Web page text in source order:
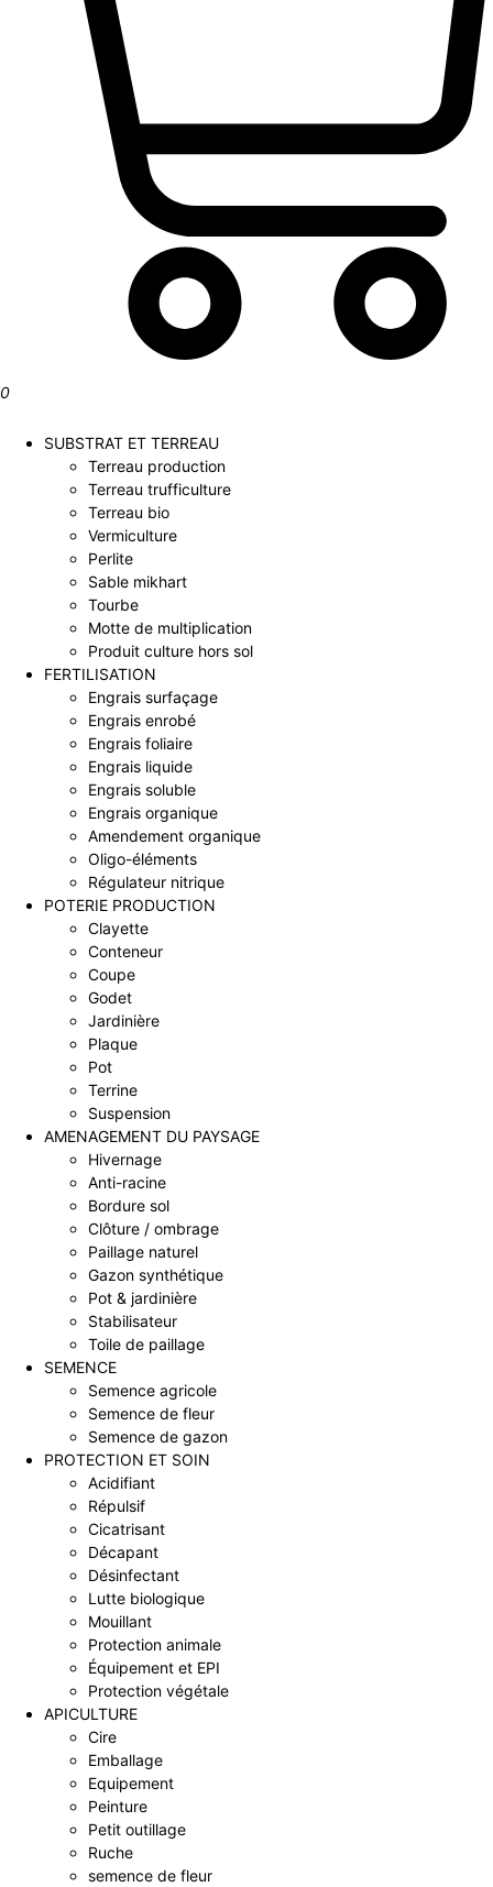
0
SUBSTRAT ET TERREAU
Terreau production
Terreau trufficulture
Terreau bio
Vermiculture
Perlite
Sable mikhart
Tourbe
Motte de multiplication
Produit culture hors sol
FERTILISATION
Engrais surfaçage
Engrais enrobé
Engrais foliaire
Engrais liquide
Engrais soluble
Engrais organique
Amendement organique
Oligo-éléments
Régulateur nitrique
POTERIE PRODUCTION
Clayette
Conteneur
Coupe
Godet
Jardinière
Plaque
Pot
Terrine
Suspension
AMENAGEMENT DU PAYSAGE
Hivernage
Anti-racine
Bordure sol
Clôture / ombrage
Paillage naturel
Gazon synthétique
Pot & jardinière
Stabilisateur
Toile de paillage
SEMENCE
Semence agricole
Semence de fleur
Semence de gazon
PROTECTION ET SOIN
Acidifiant
Répulsif
Cicatrisant
Décapant
Désinfectant
Lutte biologique
Mouillant
Protection animale
Équipement et EPI
Protection végétale
APICULTURE
Cire
Emballage
Equipement
Peinture
Petit outillage
Ruche
semence de fleur